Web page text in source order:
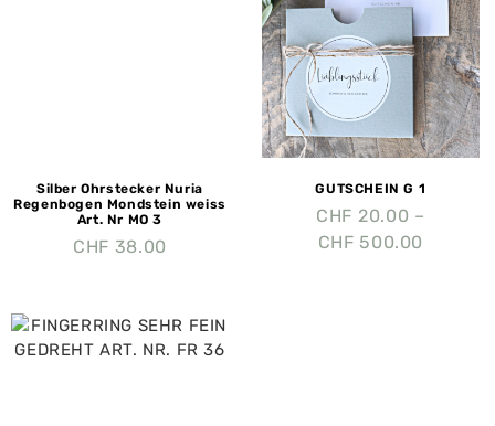
Silber Ohrstecker Nuria
Regenbogen Mondstein weiss
Art. Nr MO 3
CHF 38.00
GUTSCHEIN G 1
CHF 20.00 –
CHF 500.00